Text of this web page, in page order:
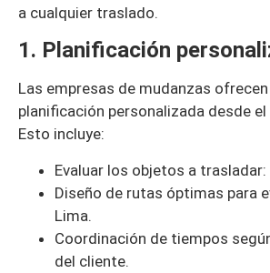
a cualquier traslado.
1. Planificación
Las empresas de mudanzas
planificación personalizada desde
Esto incluye:
Evaluar los objetos a
Diseño de rutas óptimas para
Lima.
Coordinación de tiempos
del cliente.